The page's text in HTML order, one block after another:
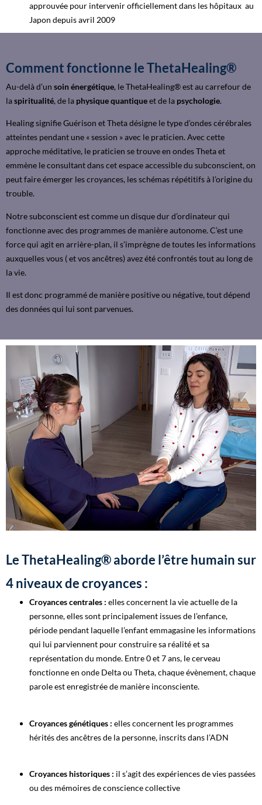
approuvée pour intervenir officiellement dans les hôpitaux au
Japon depuis avril 2009
Comment fonctionne le ThetaHealing®
Au-delà d’un soin énergétique, le ThetaHealing® est au carrefour de
laspiritualité, de la physique quantiqueet de la psychologie.
Healing signifie Guérison et Theta désigne le type d’ondes cérébrales
atteintes pendant une « session » avec le praticien. Avec cette
approche méditative, le praticien se trouve en ondes Theta et
emmène le consultant dans cet espace accessible du subconscient, on
peut faire émerger les croyances, les schémas répétitifs à l’origine du
trouble.
Notre subconscient est comme un disque dur d’ordinateur qui
fonctionne avec des programmes de manière autonome. C’est une
force qui agit en arrière-plan, il s’imprègne de toutes les informations
auxquelles vous ( et vos ancêtres) avez été confrontés tout au long de
la vie.
Il est donc programmé de manière positive ou négative, tout dépend
des données qui lui sont parvenues.
​Le ThetaHealing® aborde l’être humain sur
4 niveaux de croyances :
Croyances centrales : elles concernent la vie actuelle de la
personne, elles sont principalement issues de l’enfance,
période pendant laquelle l’enfant emmagasine les informations
qui lui parviennent pour construire sa réalité et sa
représentation du monde. Entre 0 et 7 ans, le cerveau
fonctionne en onde Delta ou Theta, chaque évènement, chaque
parole est enregistrée de manière inconsciente.
Croyances génétiques : elles concernent les programmes
hérités des ancêtres de la personne, inscrits dans l’ADN
Croyances historiques : il s’agit des expériences de vies passées
ou des mémoires de conscience collective